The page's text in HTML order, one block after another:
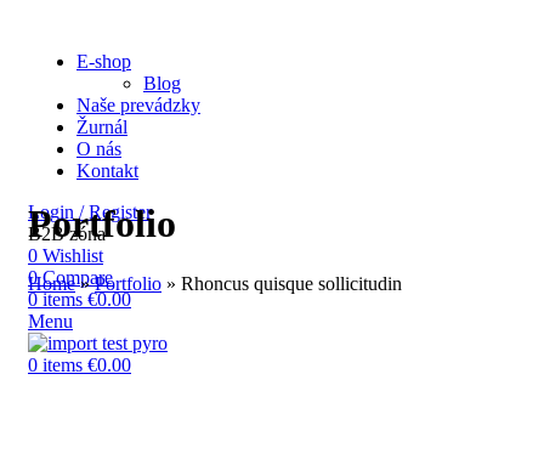
E-shop
Blog
Naše prevádzky
Žurnál
O nás
Kontakt
Login / Register
B2B zóna
0 Wishlist
0 Compare
0items €0.00
Menu
0 items €0.00
Portfolio
Home»Portfolio » Rhoncus quisque sollicitudin